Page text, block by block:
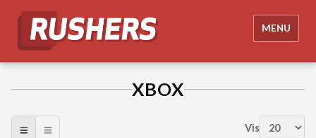
MENU
XBOX
Vis